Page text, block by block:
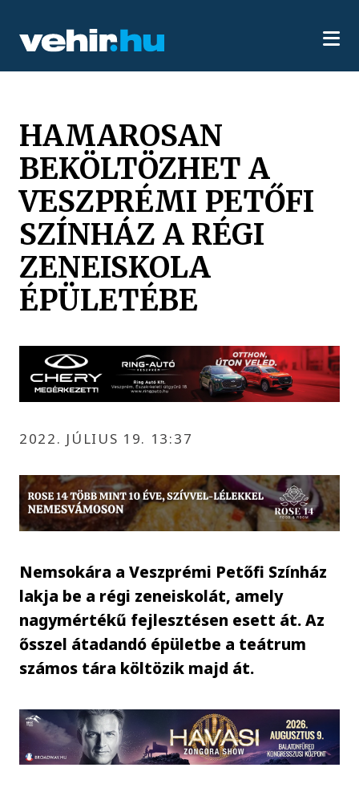
HAMAROSAN
BEKÖLTÖZHET A
VESZPRÉMI PETŐFI
SZÍNHÁZ A RÉGI
ZENEISKOLA
ÉPÜLETÉBE
2022. JÚLIUS 19. 13:37
Nemsokára a Veszprémi Petőfi Színház
lakja be a régi zeneiskolát, amely
nagymértékű fejlesztésen esett át. Az
ősszel átadandó épületbe a teátrum
számos tára költözik majd át.